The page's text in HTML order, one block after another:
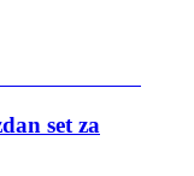
set za